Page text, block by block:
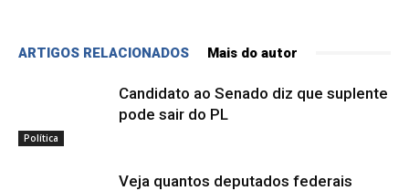
ARTIGOS RELACIONADOS Mais do autor
Política
Candidato ao Senado diz que suplente
pode sair do PL
Veja quantos deputados federais